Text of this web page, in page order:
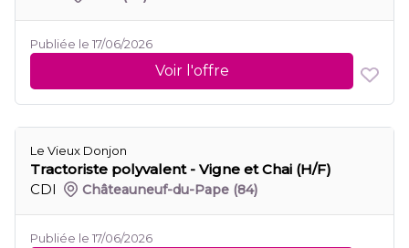
Publiée le 17/06/2026
Voir l'offre
Le Vieux Donjon
Tractoriste polyvalent - Vigne et Chai (H/F)
CDI
Châteauneuf-du-Pape (84)
Publiée le 17/06/2026